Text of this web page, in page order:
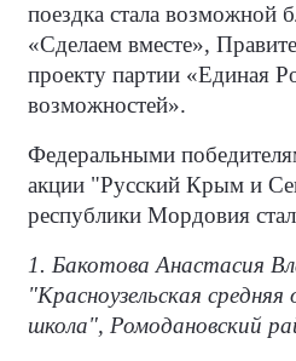
поездка стала возможной
«Сделаем вместе»,
проекту партии «Единая
возможностей».
Федеральными
акции "Русский Крым и
республики Мордовия
1. Бакотова Анастасия
"Красноузельская
школа", Ромодановский